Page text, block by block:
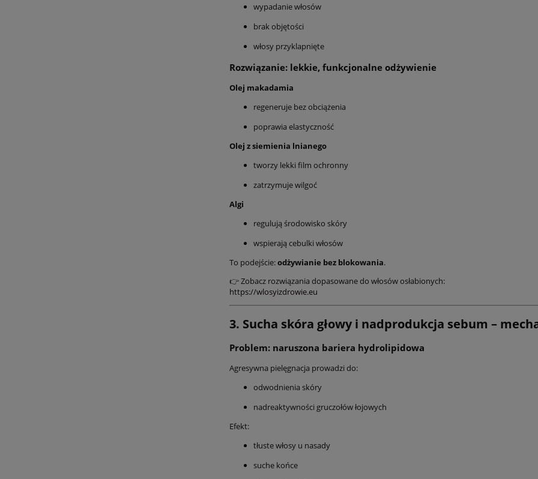
wypadanie włosów
brak objętości
włosy przyklapnięte
Rozwiązanie: lekkie, funkcjonalne odżywienie
Olej makadamia
regeneruje bez obciążenia
poprawia elastyczność
Olej z siemienia lnianego
tworzy lekki film ochronny
zatrzymuje wilgoć
Algi
regulują środowisko skóry
wspierają cebulki włosów
To podejście:odżywianie bez blokowania.
👉 Zobacz rozwiązania dopasowane do włosów osłabionych:
https://wlosyizdrowie.eu
3. Sucha skóra głowy i nadprodukcja sebum –
Problem: naruszona bariera hydrolipidowa
Agresywna pielęgnacja prowadzi do:
odwodnienia skóry
nadreaktywności gruczołów łojowych
Efekt:
tłuste włosy u nasady
suche końce